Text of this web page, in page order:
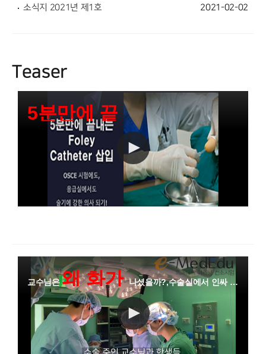
소식지 2021년 제1호
2021-02-02
Teaser
5분만에 끝
교수님은왜 화가나셨을까?,수술실에서 인싸 되는...